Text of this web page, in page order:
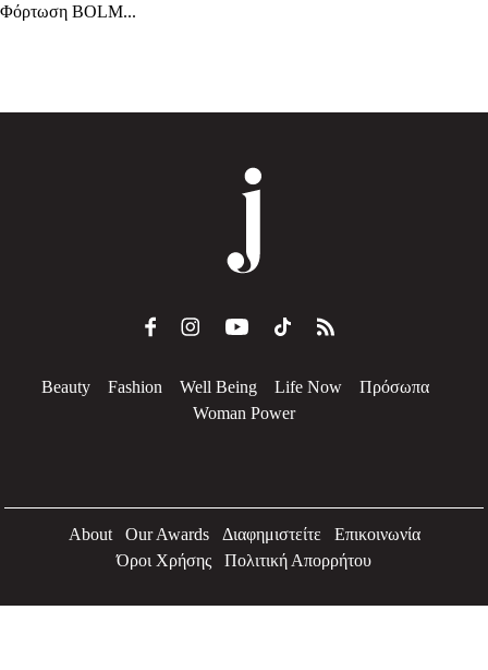
Φόρτωση BOLM...
Beauty Fashion Well Being Life Now
Πρόσωπα
Woman Power
About Our Awards Διαφημιστείτε
Επικοινωνία
Όροι Χρήσης
Πολιτική Απορρήτου